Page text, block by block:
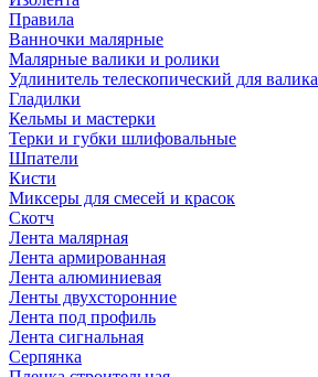
Правила
Ванночки малярные
Малярные валики и ролики
Удлинитель телескопический для валика
Гладилки
Кельмы и мастерки
Терки и губки шлифовальные
Шпатели
Кисти
Миксеры для смесей и красок
Скотч
Лента малярная
Лента армированная
Лента алюминиевая
Ленты двухсторонние
Лента под профиль
Лента сигнальная
Серпянка